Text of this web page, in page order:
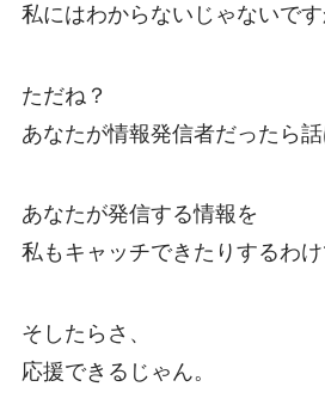
私にはわからないじゃないです
ただね？
あなたが情報発信者だったら話
あなたが発信する情報を
私もキャッチできたりするわけ
そしたらさ、
応援できるじゃん。